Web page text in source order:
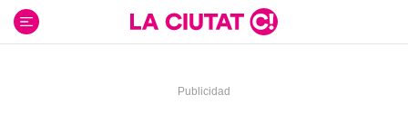
contenido